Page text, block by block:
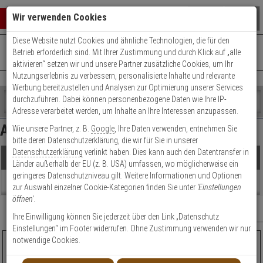
Warenkorb schließen
0 ARTIKEL IM WARENKORB
Ihr Warenkorb ist momentan leer.
Ergebnisse (23) Fertig
Preis Filter ( 23
€ €
Sicherheitslevel
Modell / Serie
Shop
durchsuchen
Bitte
geben
Sie
mindestens
Zeichen
ein,
um
Suche
Es
wurde
noch
Kategorien
Suche
gestartet
+49 (0)821 899 493-0Mo. - Do.: 8:00 - 16:30 | Fr.: 8:00 - 14:00 Uhr
Kontaktservice nutzen
Abus Panzerriegel
Produkte
Beratung
Filter anzeigen
Abus PR2800 WW L1 Panzerriegelschloss + Zylinder
Wir verwenden Cookies
Diese Website nutzt Cookies und ähnliche Technologien, die für den
Betrieb erforderlich sind. Mit Ihrer Zustimmung und durch Klick auf „alle
aktivieren“ setzen wir und unsere Partner zusätzliche Cookies, um Ihr
Nutzungserlebnis zu verbessern, personalisierte Inhalte und relevante
Werbung bereitzustellen und Analysen zur Optimierung unserer Services
durchzuführen. Dabei können personenbezogene Daten wie Ihre IP-
Adresse verarbeitet werden, um Inhalte an Ihre Interessen anzupassen.
Wie unsere Partner, z. B. Google , Ihre Daten verwenden, entnehmen Sie
bitte deren Datenschutzerklärung, die wir für Sie in unserer
Datenschutzerklärung verlinkt haben. Dies kann auch den Datentransfer in
Länder außerhalb der EU (z. B. USA) umfassen, wo möglicherweise ein
geringeres Datenschutzniveau gilt. Weitere Informationen und Optionen
zur Auswahl einzelner Cookie-Kategorien finden Sie unter 'Einstellungen
öffnen'.
Ihre Einwilligung können Sie jederzeit über den Link „Datenschutz
Einstellungen“ im Footer widerrufen. Ohne Zustimmung verwenden wir nur
notwendige Cookies.